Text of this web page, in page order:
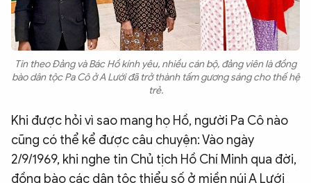
Tin theo Đảng và Bác Hồ kính yêu, nhiều cán bộ, đảng viên là đồng
bào dân tộc Pa Cô ở A Lưới đã trở thành tấm gương sáng cho thế hệ
trẻ.
Khi được hỏi vì sao mang họ Hồ, người Pa Cô nào
cũng có thể kể được câu chuyện: Vào ngày
2/9/1969, khi nghe tin Chủ tịch Hồ Chí Minh qua đời,
đồng bào các dân tộc thiểu số ở miền núi A Lưới